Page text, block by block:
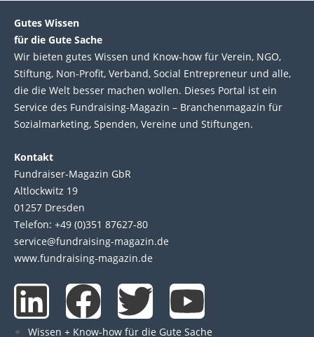
Gutes Wissen
für die Gute Sache
Wir bie­ten gutes Wis­sen und Know-how für Ver­ein, NGO,
Stif­tung, Non-Profit, Ver­band, Social Entre­pre­neur und alle,
die die Welt bes­ser machen wol­len. Die­ses Por­tal ist ein
Service des Fund­raising-Magazin – Bran­chen­magazin für
Sozial­marke­ting, Spen­den, Ver­eine und Stif­tun­gen.
Kontakt
Fundraiser-Magazin GbR
Altlockwitz 19
01257 Dresden
Telefon: +49 (0)351 87627-80
service@fundraising-magazin.de
www.fundraising-magazin.de
L F T Y
Wissen + Know-how für die Gute Sache